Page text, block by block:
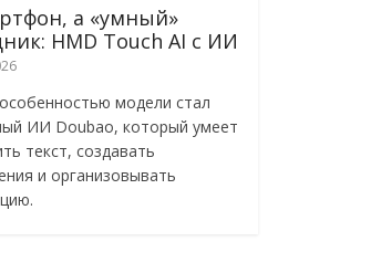
а «умный»
HMD Touch AI с ИИ
модели стал
ИИ Doubao, который умеет
текст, создавать
и организовывать